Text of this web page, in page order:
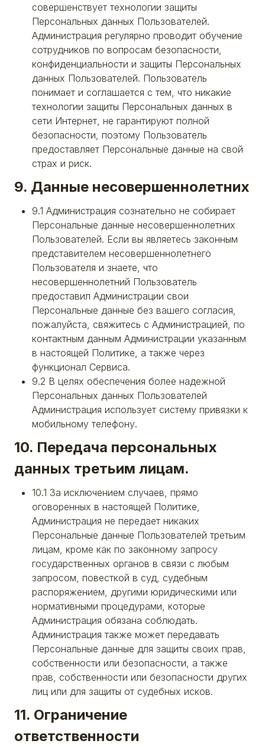
совершенствует технологии защиты
Персональных данных Пользователей.
Администрация регулярно проводит обучение
сотрудников по вопросам безопасности,
конфиденциальности и защиты Персональных
данных Пользователей. Пользователь
понимает и соглашается с тем, что никакие
технологии защиты Персональных данных в
сети Интернет, не гарантируют полной
безопасности, поэтому Пользователь
предоставляет Персональные данные на свой
страх и риск.
9. Данные несовершеннолетних
9.1 Администрация сознательно не собирает
Персональные данные несовершеннолетних
Пользователей. Если вы являетесь законным
представителем несовершеннолетнего
Пользователя и знаете, что
несовершеннолетний Пользователь
предоставил Администрации свои
Персональные данные без вашего согласия,
пожалуйста, свяжитесь с Администрацией, по
контактным данным Администрации указанным
в настоящей Политике, а также через
функционал Сервиса.
9.2 В целях обеспечения более надежной
Персональных данных Пользователей
Администрация использует систему привязки к
мобильному телефону.
10. Передача персональных
данных третьим лицам.
10.1 За исключением случаев, прямо
оговоренных в настоящей Политике,
Администрация не передает никаких
Персональные данные Пользователей третьим
лицам, кроме как по законному запросу
государственных органов в связи с любым
запросом, повесткой в суд, судебным
распоряжением, другими юридическими или
нормативными процедурами, которые
Администрация обязана соблюдать.
Администрация также может передавать
Персональные данные для защиты своих прав,
собственности или безопасности, а также
прав, собственности или безопасности других
лиц или для защиты от судебных исков.
11. Ограничение
ответственности